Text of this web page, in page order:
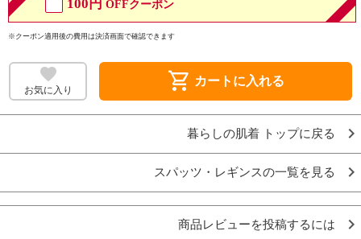
100円 OFFクーポン
※クーポン適用後の費用は決済画面で確認できます
お気に入り shopping_cart カートに入れる
暮らしの肌着 トップに戻る
スパッツ・レギンスの一覧を見る
商品レビューを投稿するには